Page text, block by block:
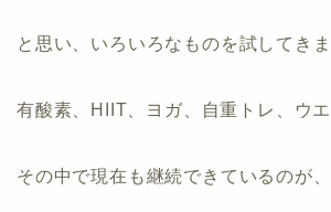
と思い、いろいろなものを試してきま
有酸素、HIIT、ヨガ、自重トレ、ウエ
その中で現在も継続できているのが、